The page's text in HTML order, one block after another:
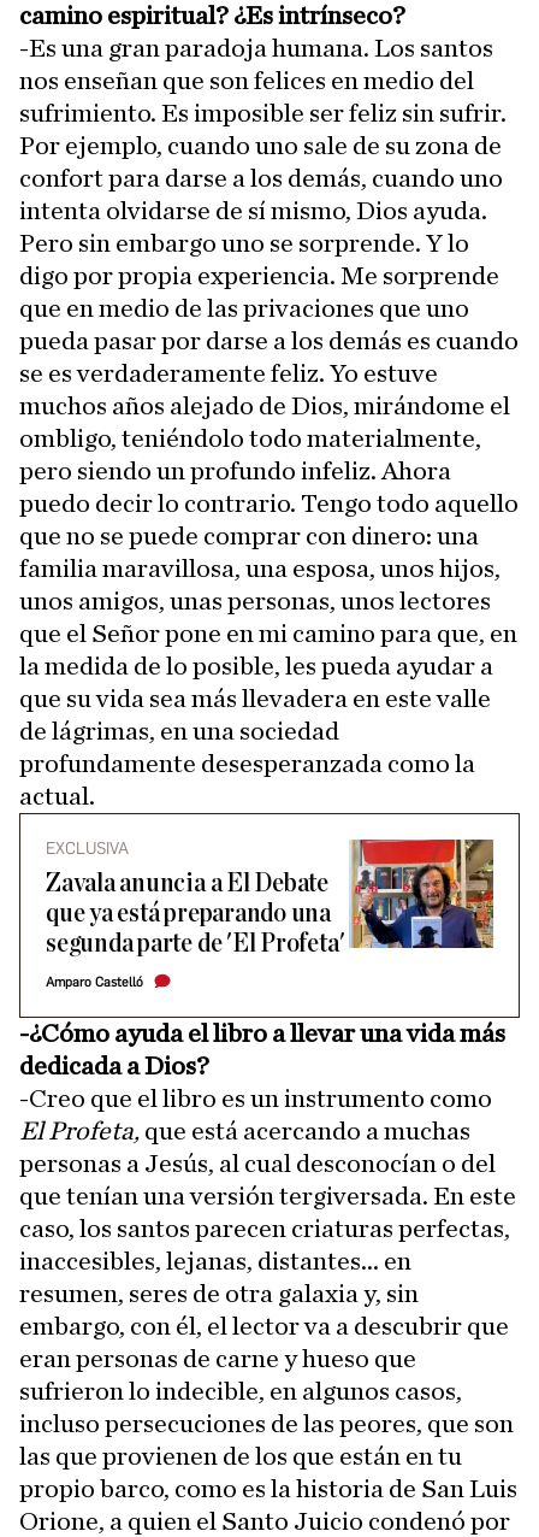
camino espiritual? ¿Es intrínseco?
-Es una gran paradoja humana. Los santos
nos enseñan que son felices en medio del
sufrimiento. Es imposible ser feliz sin sufrir.
Por ejemplo, cuando uno sale de su zona de
confort para darse a los demás, cuando uno
intenta olvidarse de sí mismo, Dios ayuda.
Pero sin embargo uno se sorprende. Y lo
digo por propia experiencia. Me sorprende
que en medio de las privaciones que uno
pueda pasar por darse a los demás es cuando
se es verdaderamente feliz. Yo estuve
muchos años alejado de Dios, mirándome el
ombligo, teniéndolo todo materialmente,
pero siendo un profundo infeliz. Ahora
puedo decir lo contrario. Tengo todo aquello
que no se puede comprar con dinero: una
familia maravillosa, una esposa, unos hijos,
unos amigos, unas personas, unos lectores
que el Señor pone en mi camino para que, en
la medida de lo posible, les pueda ayudar a
que su vida sea más llevadera en este valle
de lágrimas, en una sociedad
profundamente desesperanzada como la
actual.
EXCLUSIVA
Zavala anuncia a El Debate
que ya está preparando una
segunda parte de 'El Profeta'
Amparo Castelló
-¿Cómo ayuda el libro a llevar una vida más
dedicada a Dios?
-Creo que el libro es un instrumento como
El Profeta, que está acercando a muchas
personas a Jesús, al cual desconocían o del
que tenían una versión tergiversada. En este
caso, los santos parecen criaturas perfectas,
inaccesibles, lejanas, distantes... en
resumen, seres de otra galaxia y, sin
embargo, con él, el lector va a descubrir que
eran personas de carne y hueso que
sufrieron lo indecible, en algunos casos,
incluso persecuciones de las peores, que son
las que provienen de los que están en tu
propio barco, como es la historia de San Luis
Orione, a quien el Santo Juicio condenó por